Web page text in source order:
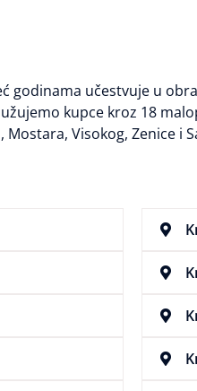
godinama učestvuje u
kupce kroz 18
Visokog, Zenice i